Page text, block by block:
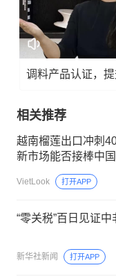
调料产品认证，
相关推荐
越南榴莲出口冲刺
新市场能否接棒中国
VietLook 打开APP
“零关税”百日见证
新华社新闻 打开APP